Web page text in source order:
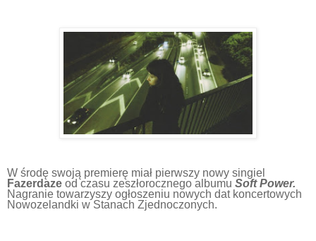
W środę swoją premierę miał pierwszy nowy singiel
Fazerdaze od czasu zeszłorocznego albumu Soft Power.
Nagranie towarzyszy ogłoszeniu nowych dat koncertowych
Nowozelandki w Stanach Zjednoczonych.